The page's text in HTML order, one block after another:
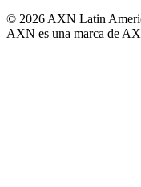
© 2026 AXN Latin
AXN es una marca de